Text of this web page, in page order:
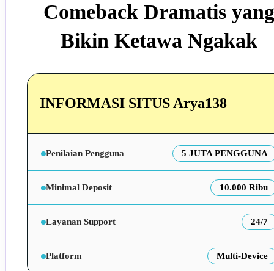
Comeback Dramatis yang
Bikin Ketawa Ngakak
INFORMASI SITUS Arya138
Penilaian Pengguna 5 JUTA PENGGUNA
Minimal Deposit 10.000 Ribu
Layanan Support 24/7
Platform Multi-Device